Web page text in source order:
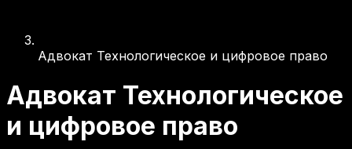
Адвокат Технологическое и цифровое право
Адвокат Технологическое
и цифровое право